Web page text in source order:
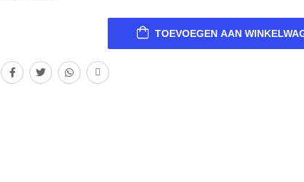
TOEVOEGEN AAN